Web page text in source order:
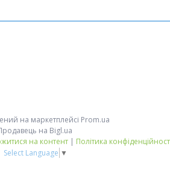
на маркетплейсі Prom.ua
на Bigl.ua
на контент | Політика
Select Language ▼